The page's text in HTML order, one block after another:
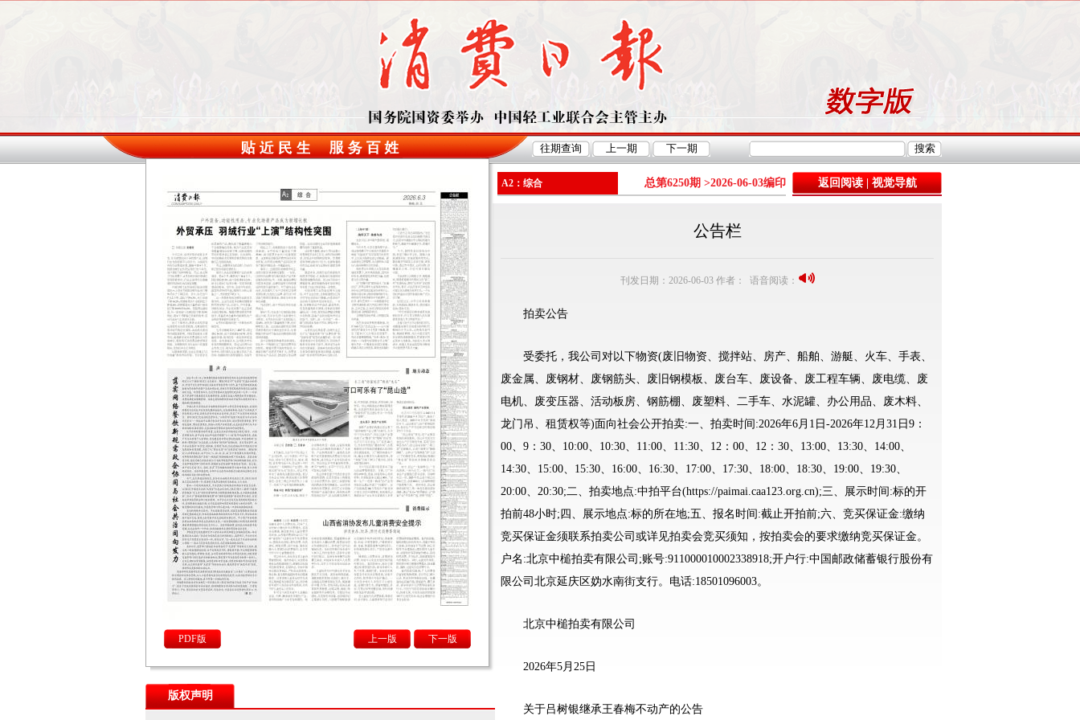
PDF版 下一版
上一版
版权声明
A2：综合 总第6250期 >2026-06-03编印 返回阅读|视觉导航
公告栏
刊发日期：2026-06-03 作者： 语音阅读：
拍卖公告
受委托，我公司对以下物资(废旧物资、搅拌站、房产、船舶、游艇、火车、手表、
废金属、废钢材、废钢筋头、废旧钢模板、废台车、废设备、废工程车辆、废电缆、废
电机、废变压器、活动板房、钢筋棚、废塑料、二手车、水泥罐、办公用品、废木料、
龙门吊、租赁权等)面向社会公开拍卖:一、拍卖时间:2026年6月1日-2026年12月31日9：
00、9：30、10:00、10:30、11:00、11:30、12：00、12：30、13:00、13:30、14:00、
14:30、15:00、15:30、16:00、16:30、17:00、17:30、18:00、18:30、19:00、19:30、
20:00、20:30;二、拍卖地点:中拍平台(https://paimai.caa123.org.cn);三、展示时间:标的开
拍前48小时;四、展示地点:标的所在地;五、报名时间:截止开拍前;六、竞买保证金:缴纳
竞买保证金须联系拍卖公司或详见拍卖会竞买须知，按拍卖会的要求缴纳竞买保证金。
户名:北京中槌拍卖有限公司;账号:911000010002338918;开户行:中国邮政储蓄银行股份有
限公司北京延庆区妫水南街支行。电话:18501096003。
北京中槌拍卖有限公司
2026年5月25日
关于吕树银继承王春梅不动产的公告